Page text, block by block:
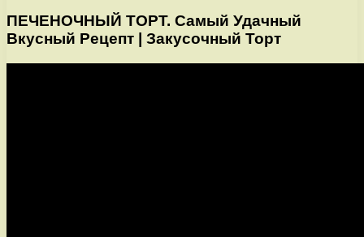
ПЕЧЕНОЧНЫЙ ТОРТ. Самый Удачный
Вкусный Рецепт | Закусочный Торт